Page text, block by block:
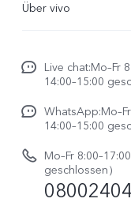
X300
V70 FE
vivo Buds Air3
Funtouch OS
IMEI-Authentifizierung
System Verbesserung
Reparaturerfassung
Benutzerhandbuch
Über vivo
Impressum
Rechtliche Hinweise
vivo
Live chat:Mo–Fr
14:00–15:00
14:00–15:00
Mo–Fr
geschlossen）